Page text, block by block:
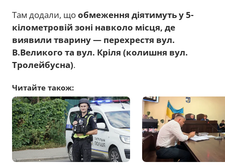
Там додали, щообмеження діятимуть у 5-
кілометровій зоні навколо місця, де
виявили тварину — перехрестя вул.
В.Великого та вул. Кріля (колишня вул.
Тролейбусна).
Читайте також: